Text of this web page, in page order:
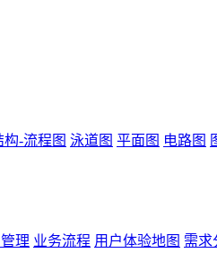
构-流程图 泳道图 平面图 电路图
理 业务流程 用户体验地图 需求